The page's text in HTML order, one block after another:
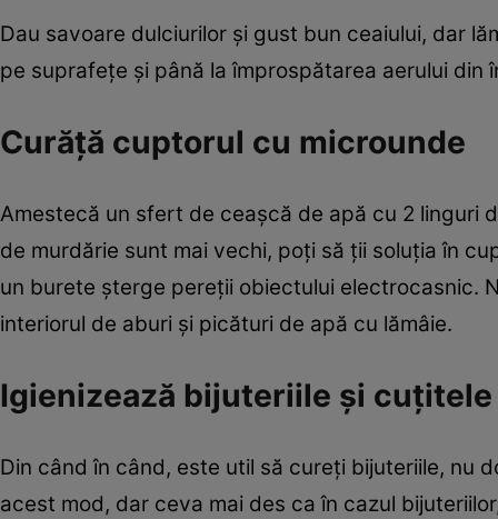
Dau savoare dulciurilor şi gust bun ceaiului, dar
pe suprafeţe şi până la împrospătarea aerului
Curăţă cuptorul cu microunde
Amestecă un sfert de ceaşcă de apă cu 2 linguri
de murdărie sunt mai vechi, poţi să ţii soluţia în
un burete şterge pereţii obiectului electrocasnic.
interiorul de aburi şi picături de apă cu lămâie.
Igienizează bijuteriile şi
Din când în când, este util să cureţi bijuteriile, nu
acest mod, dar ceva mai des ca în cazul